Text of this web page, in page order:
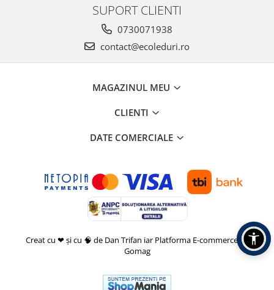
SUPORT CLIENTI
0730071938
contact@ecoleduri.ro
MAGAZINUL MEU
CLIENTI
DATE COMERCIALE
Creat cu ❤ și cu 🧠 de Dan Trifan iar Platforma E-commerce by
Gomag